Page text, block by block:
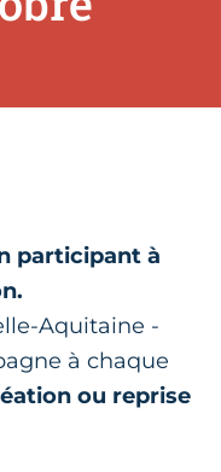
participant à
Aquitaine -
à chaque
ou reprise